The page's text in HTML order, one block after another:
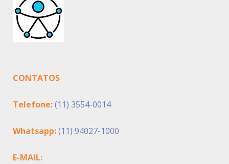
CONTATOS
Telefone:(11) 3554-0014
Whatsapp:(11) 94027-1000
E-MAIL: